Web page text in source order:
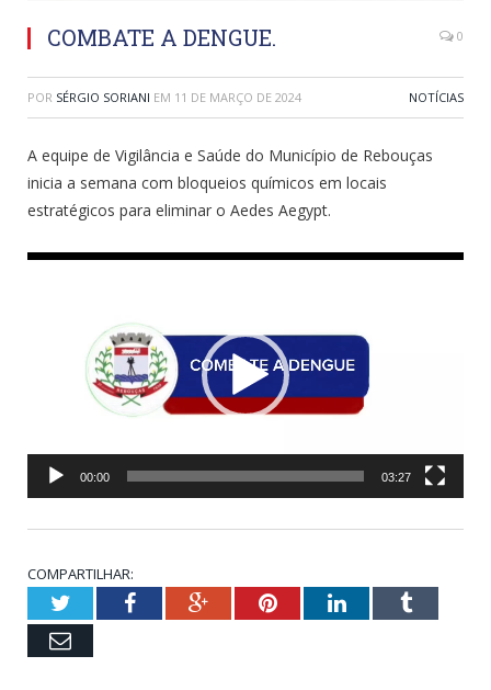
COMBATE A DENGUE. 0
POR SÉRGIO SORIANI EM 11 DE MARÇO DE 2024 NOTÍCIAS
A equipe de Vigilância e Saúde do Município de Rebouças
inicia a semana com bloqueios químicos em locais
estratégicos para eliminar o Aedes Aegypt.
Tocador
00:00 03:27
COMPARTILHAR:
TwitterFacebookGoogle+PinterestLinkedInTumblr
Email